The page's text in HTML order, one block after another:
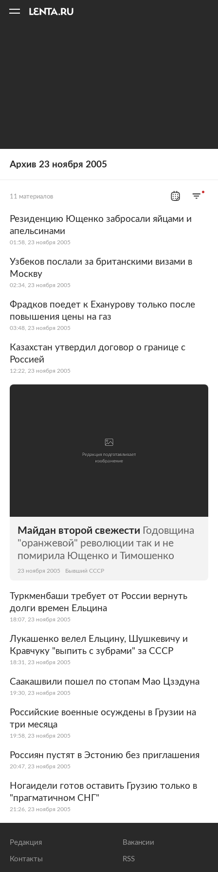
Архив 23 ноября 2005
11 материалов
Все рубрики Россия
Мир
Экономика Силовые структуры
Наука и техника
Культура Интернет и СМИ
Ценности
Из жизни Среда обитания
Забота о себе
Резиденцию Ющенко забросали яйцами и
апельсинами
01:58, 23 ноября 2005
Узбеков послали за британскими визами в
Москву
02:34, 23 ноября 2005
Фрадков поедет к Еханурову только после
повышения цены на газ
03:48, 23 ноября 2005
Казахстан утвердил договор о границе с
Россией
12:22, 23 ноября 2005
Майдан второй свежести Годовщина
"оранжевой" революции так и не
помирила Ющенко и Тимошенко
23 ноября 2005 Бывший СССР
Туркменбаши требует от России вернуть
долги времен Ельцина
18:07, 23 ноября 2005
Лукашенко велел Ельцину, Шушкевичу и
Кравчуку "выпить с зубрами" за СССР
18:31, 23 ноября 2005
Саакашвили пошел по стопам Мао Цзэдуна
19:30, 23 ноября 2005
Российские военные осуждены в Грузии на
три месяца
19:58, 23 ноября 2005
Россиян пустят в Эстонию без приглашения
20:47, 23 ноября 2005
Ногаидели готов оставить Грузию только в
"прагматичном СНГ"
21:26, 23 ноября 2005
Редакция
Контакты
Вакансии
RSS